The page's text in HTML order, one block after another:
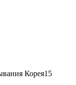
Корея15